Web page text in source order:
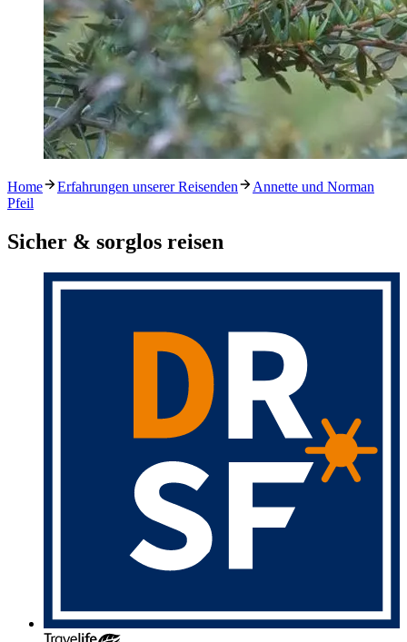
Home Erfahrungen unserer Reisenden
Annette und Norman
Pfeil
Sicher & sorglos reisen